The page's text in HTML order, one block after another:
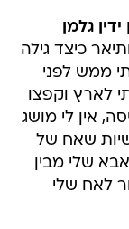
ידין גלמן
כיצד גילה
ממש לפני
לארץ וקפצו
אין לי מושג
שאח של
שלי מבין
לאח שלי